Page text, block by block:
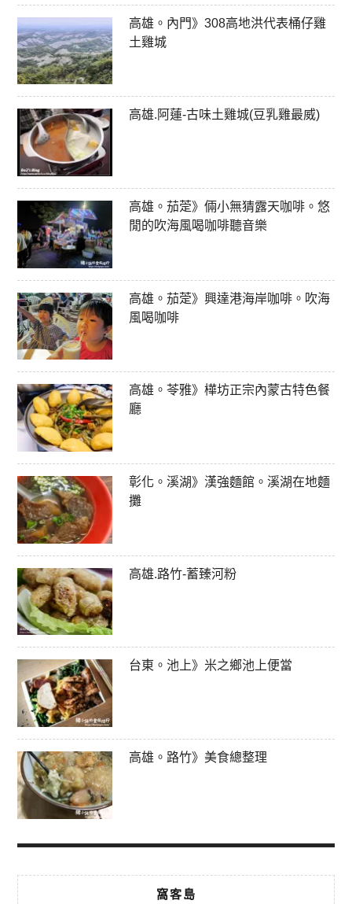
高雄。內門》308高地洪代表桶仔雞
土雞城
高雄.阿蓮-古味土雞城(豆乳雞最威)
高雄。茄萣》倆小無猜露天咖啡。悠
閒的吹海風喝咖啡聽音樂
高雄。茄萣》興達港海岸咖啡。吹海
風喝咖啡
高雄。苓雅》樺坊正宗內蒙古特色餐
廳
彰化。溪湖》漢強麵館。溪湖在地麵
攤
高雄.路竹-蓄臻河粉
台東。池上》米之鄉池上便當
高雄。路竹》美食總整理
窩客島